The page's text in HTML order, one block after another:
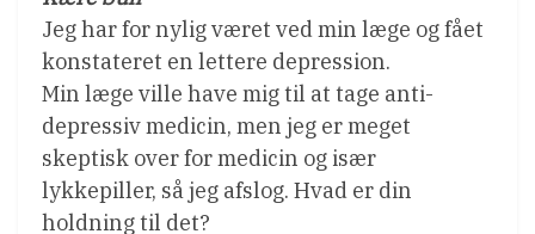
Jeg har for nylig været ved min læge og fået
konstateret en lettere depression.
Min læge ville have mig til at tage anti-
depressiv medicin, men jeg er meget
skeptisk over for medicin og især
lykkepiller, så jeg afslog. Hvad er din
holdning til det?